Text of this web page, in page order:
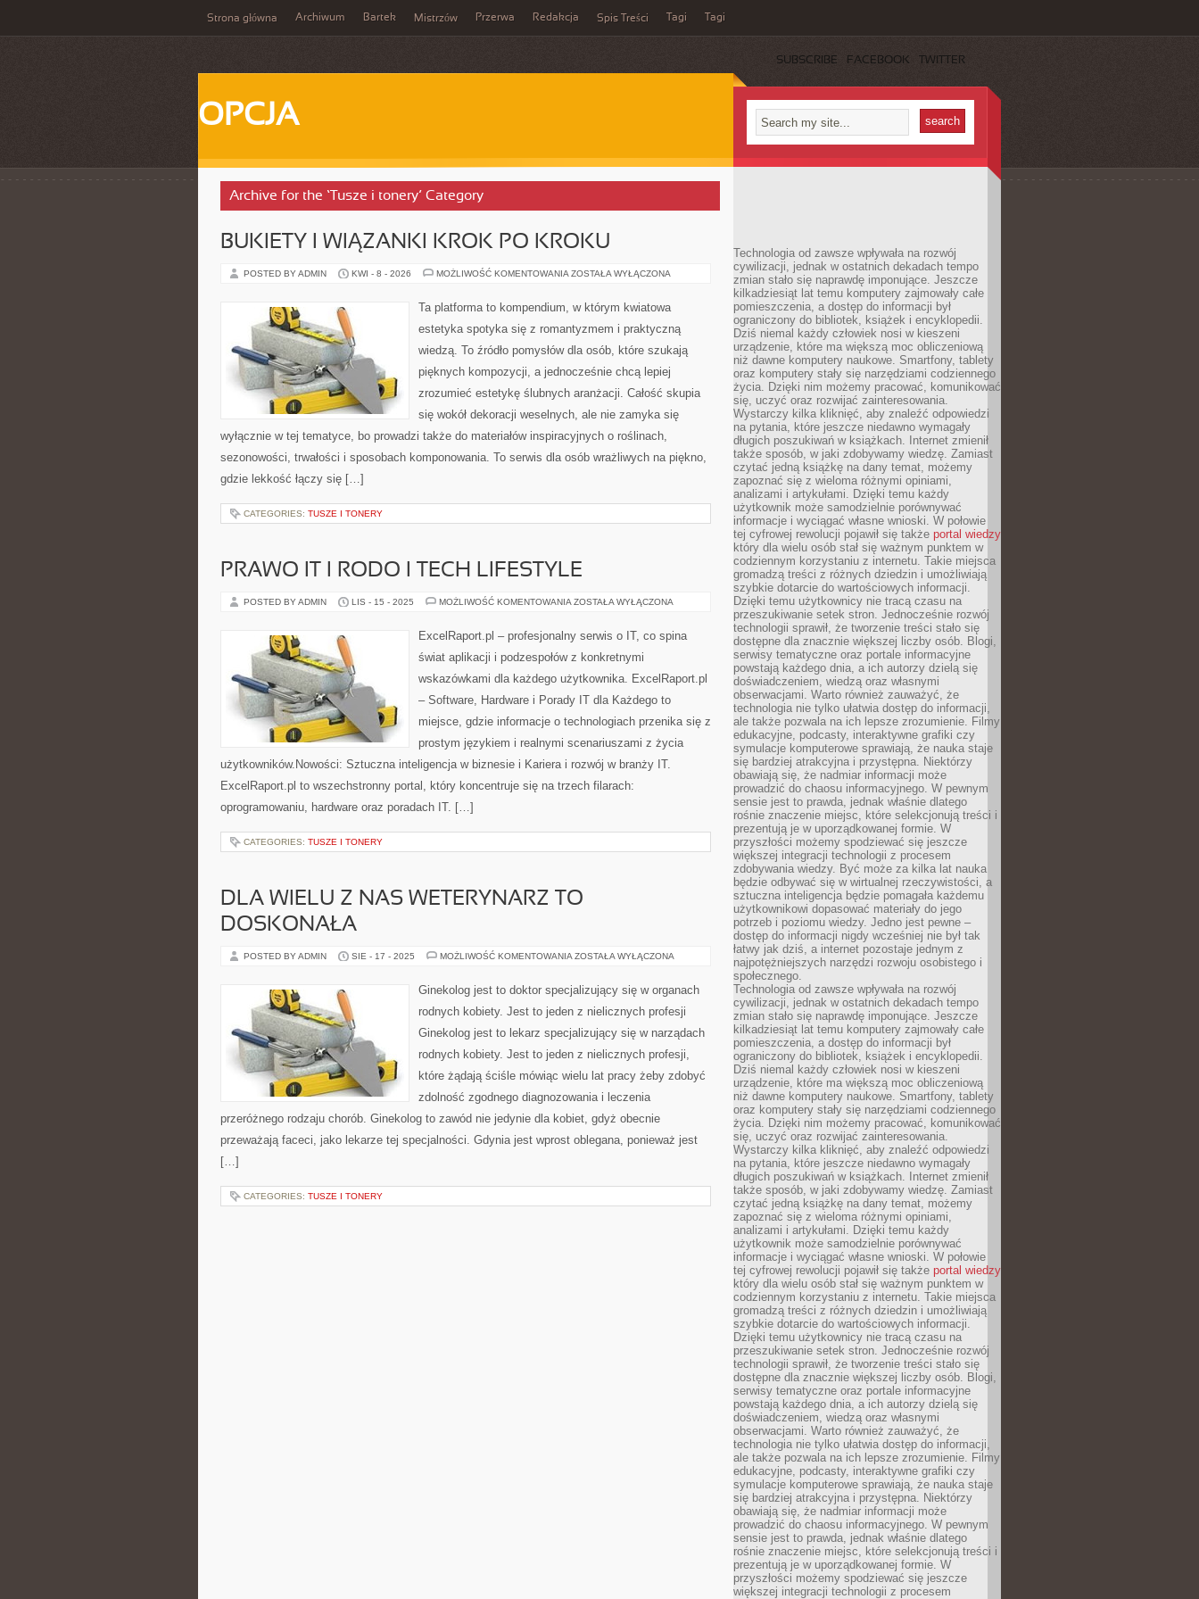
Strona główna Archiwum Bartek Mistrzów Przerwa Redakcja Spis Treści Tagi Tagi
SUBSCRIBE FACEBOOK TWITTER
OPCJA
Archive for the ‘Tusze i tonery’ Category
BUKIETY I WIĄZANKI KROK PO KROKU
POSTED BY ADMIN KWI - 8 - 2026 MOŻLIWOŚĆ KOMENTOWANIA BUKIETY
KROK
PO
ZOSTAŁA WYŁĄCZONA
Ta platforma to kompendium, w którym kwiatowa
estetyka spotyka się z romantyzmem i praktyczną
wiedzą. To źródło pomysłów dla osób, które szukają
pięknych kompozycji, a jednocześnie chcą lepiej
zrozumieć estetykę ślubnych aranżacji. Całość skupia
się wokół dekoracji weselnych, ale nie zamyka się
wyłącznie w tej tematyce, bo prowadzi także do materiałów inspiracyjnych o roślinach,
sezonowości, trwałości i sposobach komponowania. To serwis dla osób wrażliwych na piękno,
gdzie lekkość łączy się […]
CATEGORIES: TUSZE I TONERY
PRAWO IT I RODO I TECH LIFESTYLE
POSTED BY ADMIN LIS - 15 - 2025 MOŻLIWOŚĆ KOMENTOWANIA PRAWO
I
LIFESTYLE
ZOSTAŁA WYŁĄCZONA
ExcelRaport.pl – profesjonalny serwis o IT, co spina
świat aplikacji i podzespołów z konkretnymi
wskazówkami dla każdego użytkownika. ExcelRaport.pl
– Software, Hardware i Porady IT dla Każdego to
miejsce, gdzie informacje o technologiach przenika się z
prostym językiem i realnymi scenariuszami z życia
użytkowników.Nowości: Sztuczna inteligencja w biznesie i Kariera i rozwój w branży IT.
ExcelRaport.pl to wszechstronny portal, który koncentruje się na trzech filarach:
oprogramowaniu, hardware oraz poradach IT. […]
CATEGORIES: TUSZE I TONERY
DLA WIELU Z NAS WETERYNARZ TO
DOSKONAŁA
POSTED BY ADMIN SIE - 17 - 2025 MOŻLIWOŚĆ KOMENTOWANIA DLA
NAS
WETERYNARZ
DOSKONAŁA
ZOSTAŁA WYŁĄCZONA
Ginekolog jest to doktor specjalizujący się w organach
rodnych kobiety. Jest to jeden z nielicznych profesji
Ginekolog jest to lekarz specjalizujący się w narządach
rodnych kobiety. Jest to jeden z nielicznych profesji,
które żądają ściśle mówiąc wielu lat pracy żeby zdobyć
zdolność zgodnego diagnozowania i leczenia
przeróżnego rodzaju chorób. Ginekolog to zawód nie jedynie dla kobiet, gdyż obecnie
przeważają faceci, jako lekarze tej specjalności. Gdynia jest wprost oblegana, ponieważ jest
[…]
CATEGORIES: TUSZE I TONERY
Technologia od zawsze wpływała na rozwój
cywilizacji, jednak w ostatnich dekadach tempo
zmian stało się naprawdę imponujące. Jeszcze
kilkadziesiąt lat temu komputery zajmowały całe
pomieszczenia, a dostęp do informacji był
ograniczony do bibliotek, książek i encyklopedii.
Dziś niemal każdy człowiek nosi w kieszeni
urządzenie, które ma większą moc obliczeniową
niż dawne komputery naukowe. Smartfony, tablety
oraz komputery stały się narzędziami codziennego
życia. Dzięki nim możemy pracować, komunikować
się, uczyć oraz rozwijać zainteresowania.
Wystarczy kilka kliknięć, aby znaleźć odpowiedzi
na pytania, które jeszcze niedawno wymagały
długich poszukiwań w książkach. Internet zmienił
także sposób, w jaki zdobywamy wiedzę. Zamiast
czytać jedną książkę na dany temat, możemy
zapoznać się z wieloma różnymi opiniami,
analizami i artykułami. Dzięki temu każdy
użytkownik może samodzielnie porównywać
informacje i wyciągać własne wnioski. W połowie
tej cyfrowej rewolucji pojawił się także portal wiedzy
który dla wielu osób stał się ważnym punktem w
codziennym korzystaniu z internetu. Takie miejsca
gromadzą treści z różnych dziedzin i umożliwiają
szybkie dotarcie do wartościowych informacji.
Dzięki temu użytkownicy nie tracą czasu na
przeszukiwanie setek stron. Jednocześnie rozwój
technologii sprawił, że tworzenie treści stało się
dostępne dla znacznie większej liczby osób. Blogi,
serwisy tematyczne oraz portale informacyjne
powstają każdego dnia, a ich autorzy dzielą się
doświadczeniem, wiedzą oraz własnymi
obserwacjami. Warto również zauważyć, że
technologia nie tylko ułatwia dostęp do informacji,
ale także pozwala na ich lepsze zrozumienie. Filmy
edukacyjne, podcasty, interaktywne grafiki czy
symulacje komputerowe sprawiają, że nauka staje
się bardziej atrakcyjna i przystępna. Niektórzy
obawiają się, że nadmiar informacji może
prowadzić do chaosu informacyjnego. W pewnym
sensie jest to prawda, jednak właśnie dlatego
rośnie znaczenie miejsc, które selekcjonują treści i
prezentują je w uporządkowanej formie. W
przyszłości możemy spodziewać się jeszcze
większej integracji technologii z procesem
zdobywania wiedzy. Być może za kilka lat nauka
będzie odbywać się w wirtualnej rzeczywistości, a
sztuczna inteligencja będzie pomagała każdemu
użytkownikowi dopasować materiały do jego
potrzeb i poziomu wiedzy. Jedno jest pewne –
dostęp do informacji nigdy wcześniej nie był tak
łatwy jak dziś, a internet pozostaje jednym z
najpotężniejszych narzędzi rozwoju osobistego i
społecznego.
Technologia od zawsze wpływała na rozwój
cywilizacji, jednak w ostatnich dekadach tempo
zmian stało się naprawdę imponujące. Jeszcze
kilkadziesiąt lat temu komputery zajmowały całe
pomieszczenia, a dostęp do informacji był
ograniczony do bibliotek, książek i encyklopedii.
Dziś niemal każdy człowiek nosi w kieszeni
urządzenie, które ma większą moc obliczeniową
niż dawne komputery naukowe. Smartfony, tablety
oraz komputery stały się narzędziami codziennego
życia. Dzięki nim możemy pracować, komunikować
się, uczyć oraz rozwijać zainteresowania.
Wystarczy kilka kliknięć, aby znaleźć odpowiedzi
na pytania, które jeszcze niedawno wymagały
długich poszukiwań w książkach. Internet zmienił
także sposób, w jaki zdobywamy wiedzę. Zamiast
czytać jedną książkę na dany temat, możemy
zapoznać się z wieloma różnymi opiniami,
analizami i artykułami. Dzięki temu każdy
użytkownik może samodzielnie porównywać
informacje i wyciągać własne wnioski. W połowie
tej cyfrowej rewolucji pojawił się także portal wiedzy
który dla wielu osób stał się ważnym punktem w
codziennym korzystaniu z internetu. Takie miejsca
gromadzą treści z różnych dziedzin i umożliwiają
szybkie dotarcie do wartościowych informacji.
Dzięki temu użytkownicy nie tracą czasu na
przeszukiwanie setek stron. Jednocześnie rozwój
technologii sprawił, że tworzenie treści stało się
dostępne dla znacznie większej liczby osób. Blogi,
serwisy tematyczne oraz portale informacyjne
powstają każdego dnia, a ich autorzy dzielą się
doświadczeniem, wiedzą oraz własnymi
obserwacjami. Warto również zauważyć, że
technologia nie tylko ułatwia dostęp do informacji,
ale także pozwala na ich lepsze zrozumienie. Filmy
edukacyjne, podcasty, interaktywne grafiki czy
symulacje komputerowe sprawiają, że nauka staje
się bardziej atrakcyjna i przystępna. Niektórzy
obawiają się, że nadmiar informacji może
prowadzić do chaosu informacyjnego. W pewnym
sensie jest to prawda, jednak właśnie dlatego
rośnie znaczenie miejsc, które selekcjonują treści i
prezentują je w uporządkowanej formie. W
przyszłości możemy spodziewać się jeszcze
większej integracji technologii z procesem